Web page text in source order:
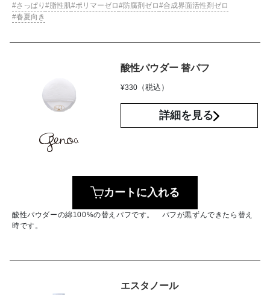
さっぱり 脂性肌 ポリマーゼロ 防腐剤ゼロ
合成界面活性剤ゼロ
春夏向き
酸性パウダー 替パフ
¥330 （税込）
詳細を見る
カートに入れる
酸性パウダーの綿100%の替えパフです。 パフが黒ずんできたら替え
時です。
エスタノール